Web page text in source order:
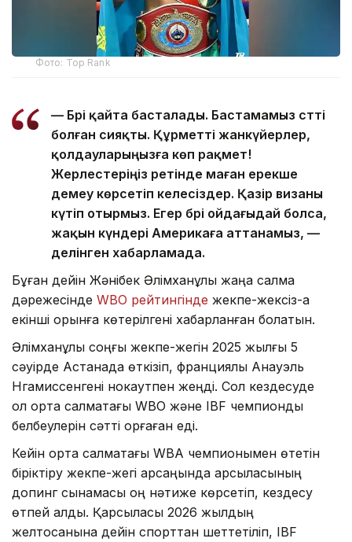
Фото: Top Rank
— Бәрі қайта басталады. Бастамамыз сәтті
болған сияқты. Құрметті жанкүйерлер,
қолдауларыңызға көп рақмет!
Жерлестеріңіз ретінде маған ерекше
демеу көрсетіп келесіздер. Қазір визаны
күтіп отырмыз. Егер бәрі ойдағыдай болса,
жақын күндері Америкаға аттанамыз, —
делінген хабарламада.
Бұған дейін Жәнібек Әлімханұлы жаңа салмақ
дәрежесінде WBO рейтингінде жекпе-жексіз-ақ
екінші орынға көтерілгені хабарланған болатын.
Әлімханұлы соңғы жекпе-жегін 2025 жылғы 5
сәуірде Астанада өткізіп, франциялық Анауэль
Нгамиссенгені нокаутпен жеңді. Сол кездесуде
ол орта салмақтағы WBO және IBF чемпиондық
белбеулерін сәтті қорғаған еді.
Кейін орта салмақтағы WBA чемпионымен өтетін
біріктіру жекпе-жегі қарсаңында қарсыласының
допинг сынамасы оң нәтиже көрсетіп, кездесу
өтпей қалды. Қарсыласы 2026 жылдың
желтоқсанына дейін спорттан шеттетіліп, IBF